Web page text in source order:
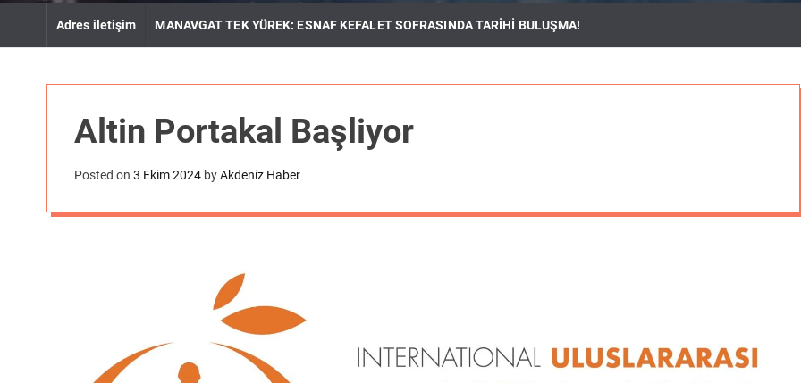
Adres iletişim MANAVGAT TEK YÜREK: ESNAF KEFALET SOFRASINDA TARİHİ BULUŞMA!
Altin Portakal Başliyor
Posted on 3 Ekim 2024 byAkdeniz Haber